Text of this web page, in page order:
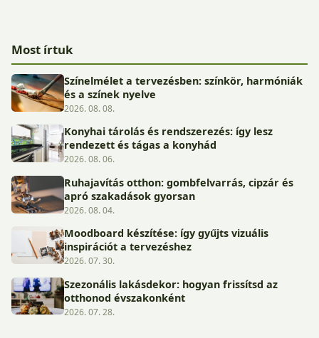
Most írtuk
Színelmélet a tervezésben: színkör, harmóniák
és a színek nyelve
2026. 08. 08.
Konyhai tárolás és rendszerezés: így lesz
rendezett és tágas a konyhád
2026. 08. 06.
Ruhajavítás otthon: gombfelvarrás, cipzár és
apró szakadások gyorsan
2026. 08. 04.
Moodboard készítése: így gyűjts vizuális
inspirációt a tervezéshez
2026. 07. 30.
Szezonális lakásdekor: hogyan frissítsd az
otthonod évszakonként
2026. 07. 28.